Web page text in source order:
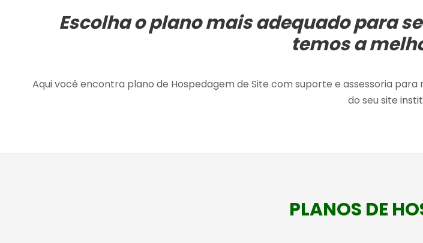
Escolha o plano mais adequado para
temos a
Aqui você encontra plano de Hospedagem de Site com suporte e assessoria
do seu site
PLANOS DE